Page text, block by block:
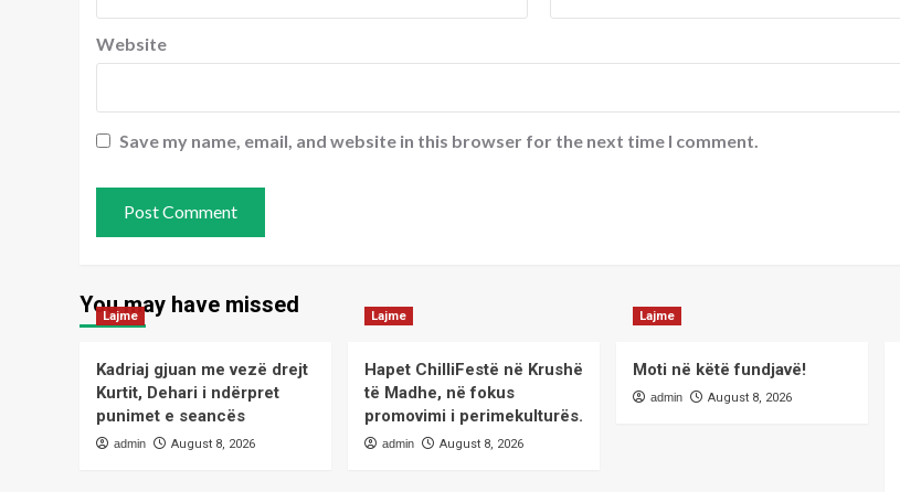
Website
Save my name, email, and website in this browser for the next time I comment.
You may have missed
Lajme
Kadriaj gjuan me vezë drejt
Kurtit, Dehari i ndërpret
punimet e seancës
admin August 8, 2026
Lajme
Hapet ChilliFestë në Krushë
të Madhe, në fokus
promovimi i perimekulturës.
admin August 8, 2026
Lajme
Moti në këtë fundjavë!
admin August 8, 2026